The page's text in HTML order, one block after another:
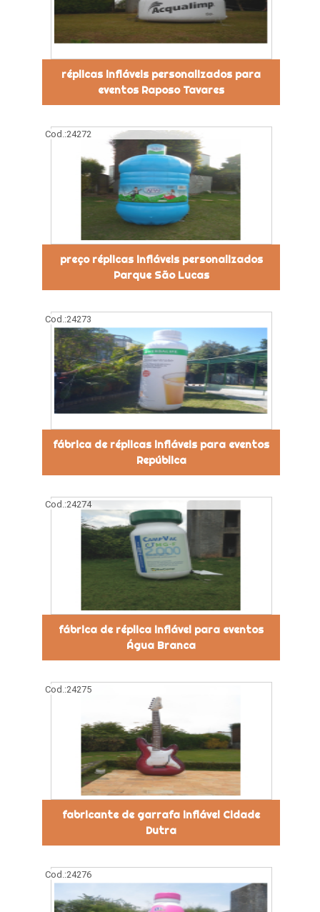
réplicas infláveis personalizados para
eventos Raposo Tavares
Cod.:24272
preço réplicas infláveis personalizados
Parque São Lucas
Cod.:24273
fábrica de réplicas infláveis para eventos
República
Cod.:24274
fábrica de réplica inflável para eventos
Água Branca
Cod.:24275
fabricante de garrafa inflável Cidade
Dutra
Cod.:24276